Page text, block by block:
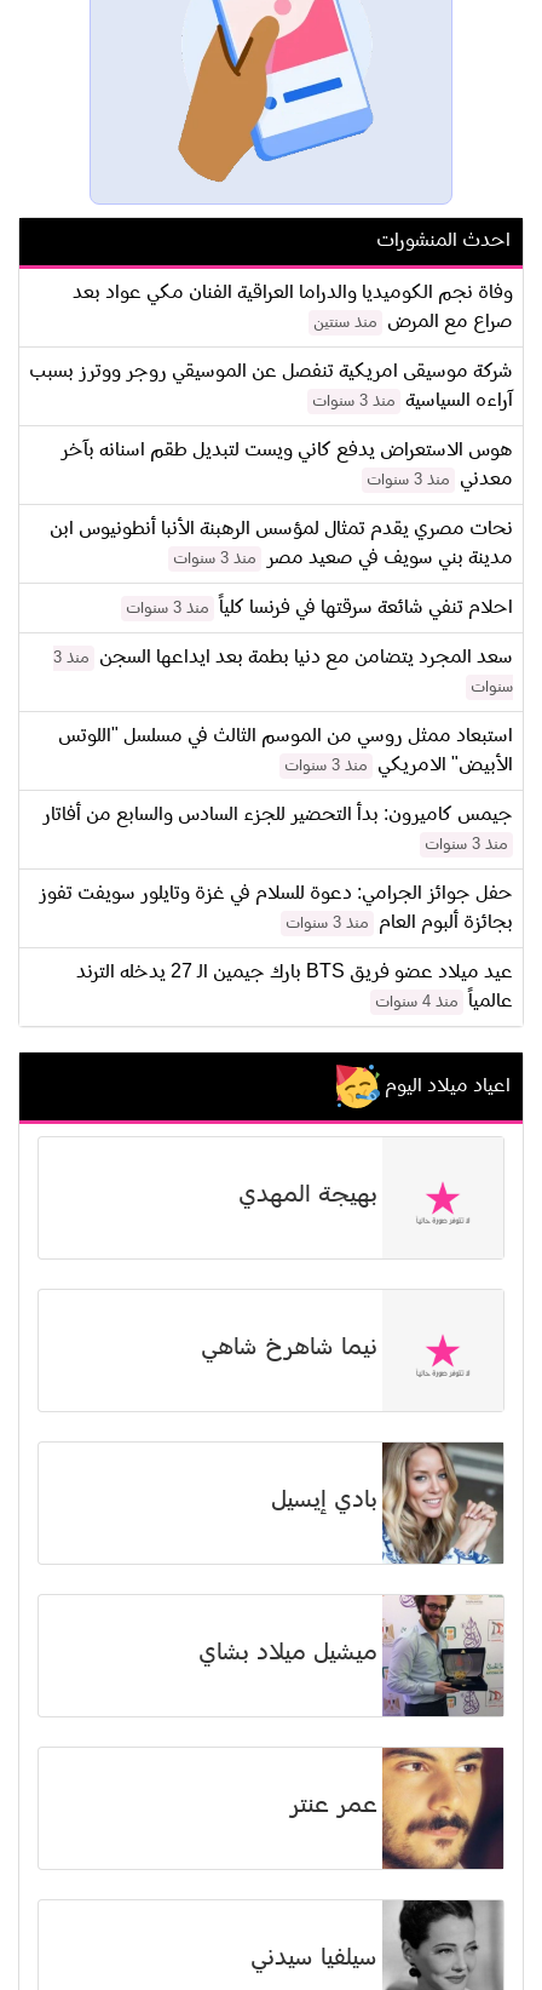
احدث المنشورات
وفاة نجم الكوميديا والدراما العراقية الفنان مكي عواد بعد
صراع مع المرض
منذ سنتين
شركة موسيقى امريكية تنفصل عن الموسيقي روجر ووترز بسبب
آراءه السياسية
منذ 3 سنوات
هوس الاستعراض يدفع كاني ويست لتبديل طقم اسنانه بآخر
معدني
منذ 3 سنوات
نحات مصري يقدم تمثال لمؤسس الرهبنة الأنبا أنطونيوس ابن
مدينة بني سويف في صعيد مصر
منذ 3 سنوات
احلام تنفي شائعة سرقتها في فرنسا كلياً منذ 3 سنوات
سعد المجرد يتضامن مع دنيا بطمة بعد ايداعها السجن
منذ 3
سنوات
استبعاد ممثل روسي من الموسم الثالث في مسلسل "اللوتس
الأبيض" الامريكي
منذ 3 سنوات
جيمس كاميرون: بدأ التحضير للجزء السادس والسابع من أفاتار
منذ 3 سنوات
حفل جوائز الجرامي: دعوة للسلام في غزة وتايلور سويفت تفوز
بجائزة ألبوم العام
منذ 3 سنوات
عيد ميلاد عضو فريق BTS بارك جيمين الـ 27 يدخله الترند
عالمياً
منذ 4 سنوات
اعياد ميلاد اليوم
بهيجة المهدي
نیما شاهرخ شاهي
بادي إيسيل
ميشيل ميلاد بشاي
عمر عنتر
سيلفيا سيدني